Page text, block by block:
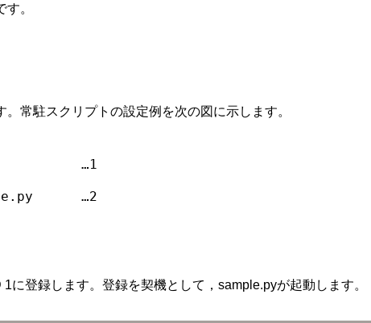
。
常駐スクリプトの設定例を次の図に示します。
…1
…2
登録します。登録を契機として，sample.pyが起動します。